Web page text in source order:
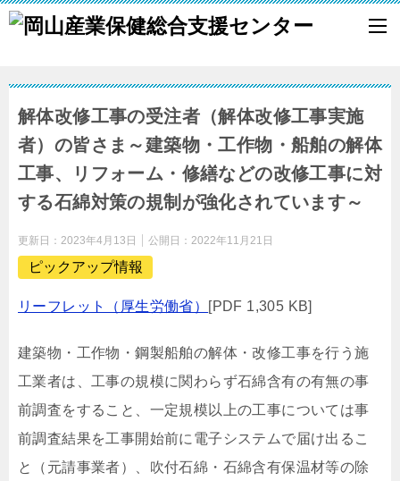
解体改修工事の受注者（解体改修工事実施
者）の皆さま～建築物・工作物・船舶の解体
工事、リフォーム・修繕などの改修工事に対
する石綿対策の規制が強化されています～
更新日： 2023年4月13日 公開日： 2022年11月21日
ピックアップ情報
リーフレット（厚生労働省） [PDF 1,305 KB]
建築物・工作物・鋼製船舶の解体・改修工事を行う施
工業者は、工事の規模に関わらず石綿含有の有無の事
前調査をすること、一定規模以上の工事については事
前調査結果を工事開始前に電子システムで届け出るこ
と（元請事業者）、吹付石綿・石綿含有保温材等の除